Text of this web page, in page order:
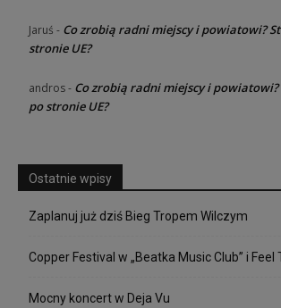
Jaruś - Co zrobią radni miejscy i powiatowi?
stronie UE?
andros- Co zrobią radni miejscy i
po stronie UE?
Ostatnie wpisy
Zaplanuj już dziś Bieg Tropem Wilczym
Copper Festival w „Beatka Music Club” i Feel
Mocny koncert w Deja Vu